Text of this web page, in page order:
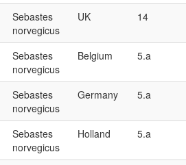
Sebastes
norvegicus
UK 14
Sebastes
norvegicus
Belgium 5.a
Sebastes
norvegicus
Germany 5.a
Sebastes
norvegicus
Holland 5.a